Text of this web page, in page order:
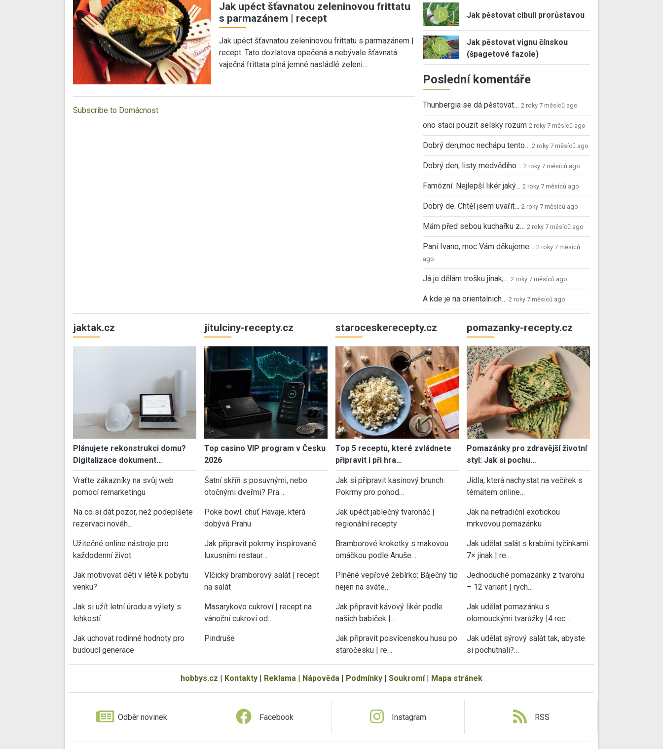
Jak upéct šťavnatou zeleninovou frittatu
s parmazánem | recept
Jak upéct šťavnatou zeleninovou frittatu s parmazánem |
recept. Tato dozlatova opečená a nebývale šťavnatá
vaječná frittata plná jemné nasládlé zeleni…
Subscribe to Domácnost
Jak pěstovat cibuli prorůstavou
Jak pěstovat vignu čínskou
(špagetové fazole)
Poslední komentáře
Thunbergia se dá pěstovat… 2 roky 7 měsíců ago
ono staci pouzit selsky rozum 2 roky 7 měsíců ago
Dobrý den,moc nechápu tento… 2 roky 7 měsíců ago
Dobrý den, listy medvědího… 2 roky 7 měsíců ago
Famózní. Nejlepší likér jaký… 2 roky 7 měsíců ago
Dobrý de. Chtěl jsem uvařit… 2 roky 7 měsíců ago
Mám před sebou kuchařku z… 2 roky 7 měsíců ago
Paní Ivano, moc Vám děkujeme… 2 roky 7 měsíců
ago
Já je dělám trošku jinak,… 2 roky 7 měsíců ago
A kde je na orientalnich… 2 roky 7 měsíců ago
jaktak.cz
Plánujete rekonstrukci domu?
Digitalizace dokument…
Vraťte zákazníky na svůj web
pomocí remarketingu
Na co si dát pozor, než podepíšete
rezervaci novéh…
Užitečné online nástroje pro
každodenní život
Jak motivovat děti v létě k pobytu
venku?
Jak si užít letní úrodu a výlety s
lehkostí
Jak uchovat rodinné hodnoty pro
budoucí generace
jitulciny-recepty.cz
Top casino VIP program v Česku
2026
Šatní skříň s posuvnými, nebo
otočnými dveřmi? Pra…
Poke bowl: chuť Havaje, která
dobývá Prahu
Jak připravit pokrmy inspirované
luxusními restaur…
Vlčický bramborový salát | recept
na salát
Masarykovo cukroví | recept na
vánoční cukroví od…
Pindruše
staroceskerecepty.cz
Top 5 receptů, které zvládnete
připravit i při hra…
Jak si připravit kasinový brunch:
Pokrmy pro pohod…
Jak upéct jablečný tvaroháč |
regionální recepty
Bramborové kroketky s makovou
omáčkou podle Anuše…
Plněné vepřové žebírko: Báječný tip
nejen na sváte…
Jak připravit kávový likér podle
našich babiček |…
Jak připravit posvícenskou husu po
staročesku | re…
pomazanky-recepty.cz
Pomazánky pro zdravější životní
styl: Jak si pochu…
Jídla, která nachystat na večírek s
tématem online…
Jak na netradiční exotickou
mrkvovou pomazánku
Jak udělat salát s krabími tyčinkami
7× jinak | re…
Jednoduché pomazánky z tvarohu
– 12 variant | rych…
Jak udělat pomazánku s
olomouckými tvarůžky |4 rec…
Jak udělat sýrový salát tak, abyste
si pochutnali?…
hobbys.cz | Kontakty | Reklama | Nápověda | Podmínky | Soukromí| Mapa stránek
Odběr novinek Facebook Instagram RSS